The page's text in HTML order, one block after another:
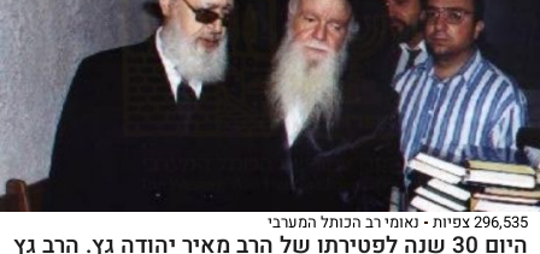
296,535 צפיות נאומי רב הכותל המערבי
היום 30 שנה לפטירתו של הרב מאיר יהודה גץ. הרב גץ